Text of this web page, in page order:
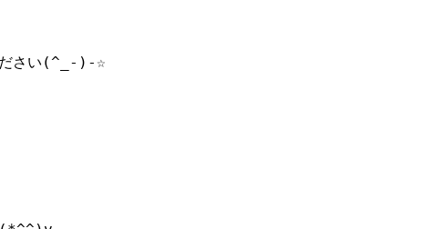
ださい(^_-)-☆